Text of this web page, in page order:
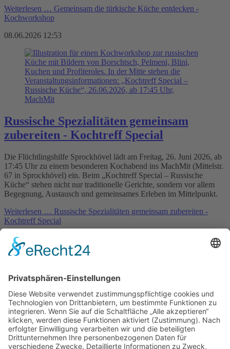
Weiterlesen … Gemeinsam die türkische Küche entdecken -
Kochworkshop
08.06.2026 12:53
Russische Spezialitäten gemeinsam
zubereiten - Kochtreff Special
Die Flüchtlingshilfe Sprockhövel lädt am Freitag, 26. Juni 2026, ab
17:45 Uhr zu einem besonderen Kochabend ins MachMit (Mittelstr.
67 in Sprockhövel) ein. Beim „Kochtreff Special – Russische
Küche“ stehen nicht nur traditionelle Gerichte, sondern vor allem
Begegnung, Austausch und gemeinsames Erleben im Mittelpunkt.
Weiterlesen … Russische Spezialitäten gemeinsam zubereiten -
Kochtreff Special
07.06.2026 13:46
Sommer, Sonne, Schnäppchen - Second
Hand Markt in der Kleidekammer